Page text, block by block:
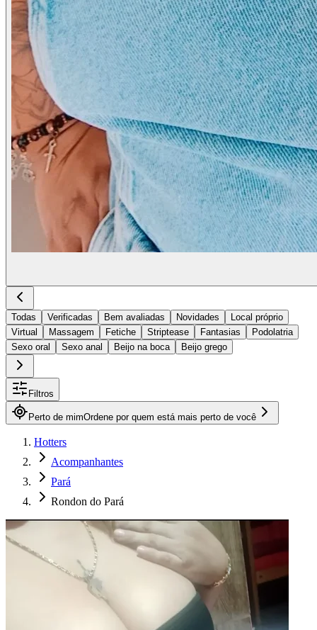
Todas Verificadas Bem avaliadas Novidades
Local próprio
Virtual
Massagem Fetiche Striptease Fantasias
Podolatria
Sexo oral
Sexo anal Beijo na boca Beijo grego
Filtros
Perto de mimOrdene por quem está mais perto de você
Hotters
Acompanhantes
Pará
Rondon do Pará